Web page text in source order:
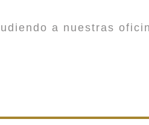
a nuestras